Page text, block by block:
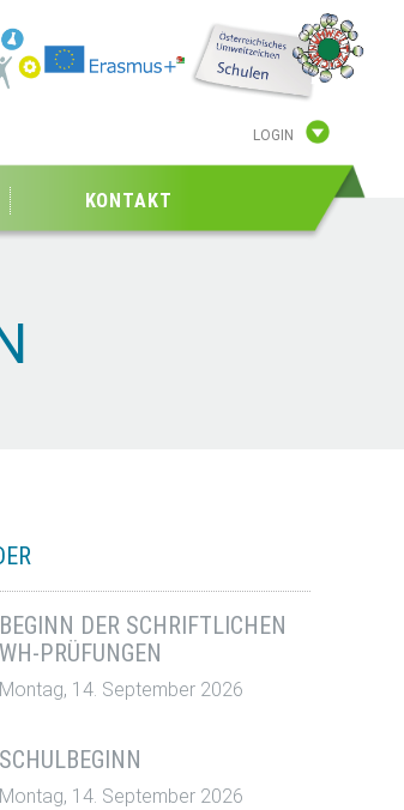
LOGIN
KONTAKT
BEGINN DER SCHRIFTLICHEN
WH-PRÜFUNGEN
Montag, 14. September 2026
SCHULBEGINN
Montag, 14. September 2026